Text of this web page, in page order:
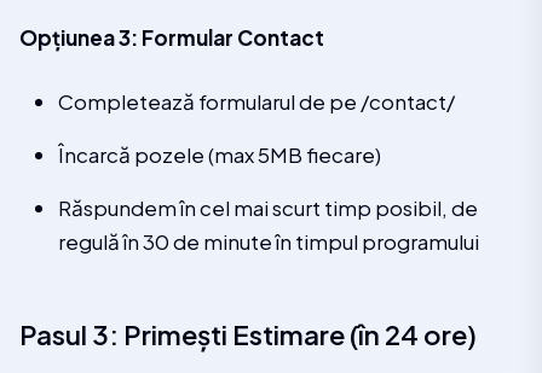
Opțiunea 3: Formular Contact
Completează formularul de pe /contact/
Încarcă pozele (max 5MB fiecare)
Răspundem în cel mai scurt timp posibil, de
regulă în 30 de minute în timpul programului
Pasul 3: Primești Estimare (în 24 ore)